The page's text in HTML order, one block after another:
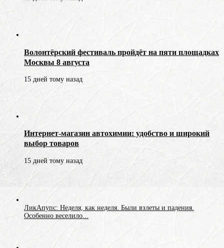
Волонтёрский фестиваль пройдёт на пяти площадках
Москвы 8 августа
15 дней тому назад
Интернет-магазин автохимии: удобство и широкий
выбор товаров
15 дней тому назад
ЛикАпупс: Неделя, как неделя. Были взлеты и падения.
Особенно веселило...